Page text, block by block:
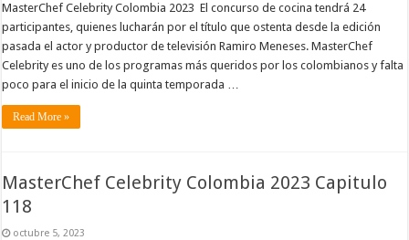
MasterChef Celebrity Colombia 2023 El concurso de cocina tendrá 24
participantes, quienes lucharán por el título que ostenta desde la edición
pasada el actor y productor de televisión Ramiro Meneses. MasterChef
Celebrity es uno de los programas más queridos por los colombianos y falta
poco para el inicio de la quinta temporada …
Read More »
MasterChef Celebrity Colombia 2023 Capitulo
118
octubre 5, 2023